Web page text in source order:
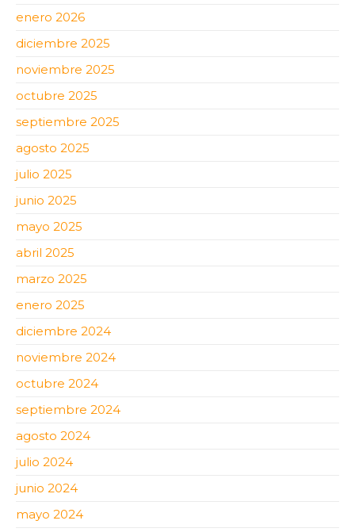
enero 2026
diciembre 2025
noviembre 2025
octubre 2025
septiembre 2025
agosto 2025
julio 2025
junio 2025
mayo 2025
abril 2025
marzo 2025
enero 2025
diciembre 2024
noviembre 2024
octubre 2024
septiembre 2024
agosto 2024
julio 2024
junio 2024
mayo 2024